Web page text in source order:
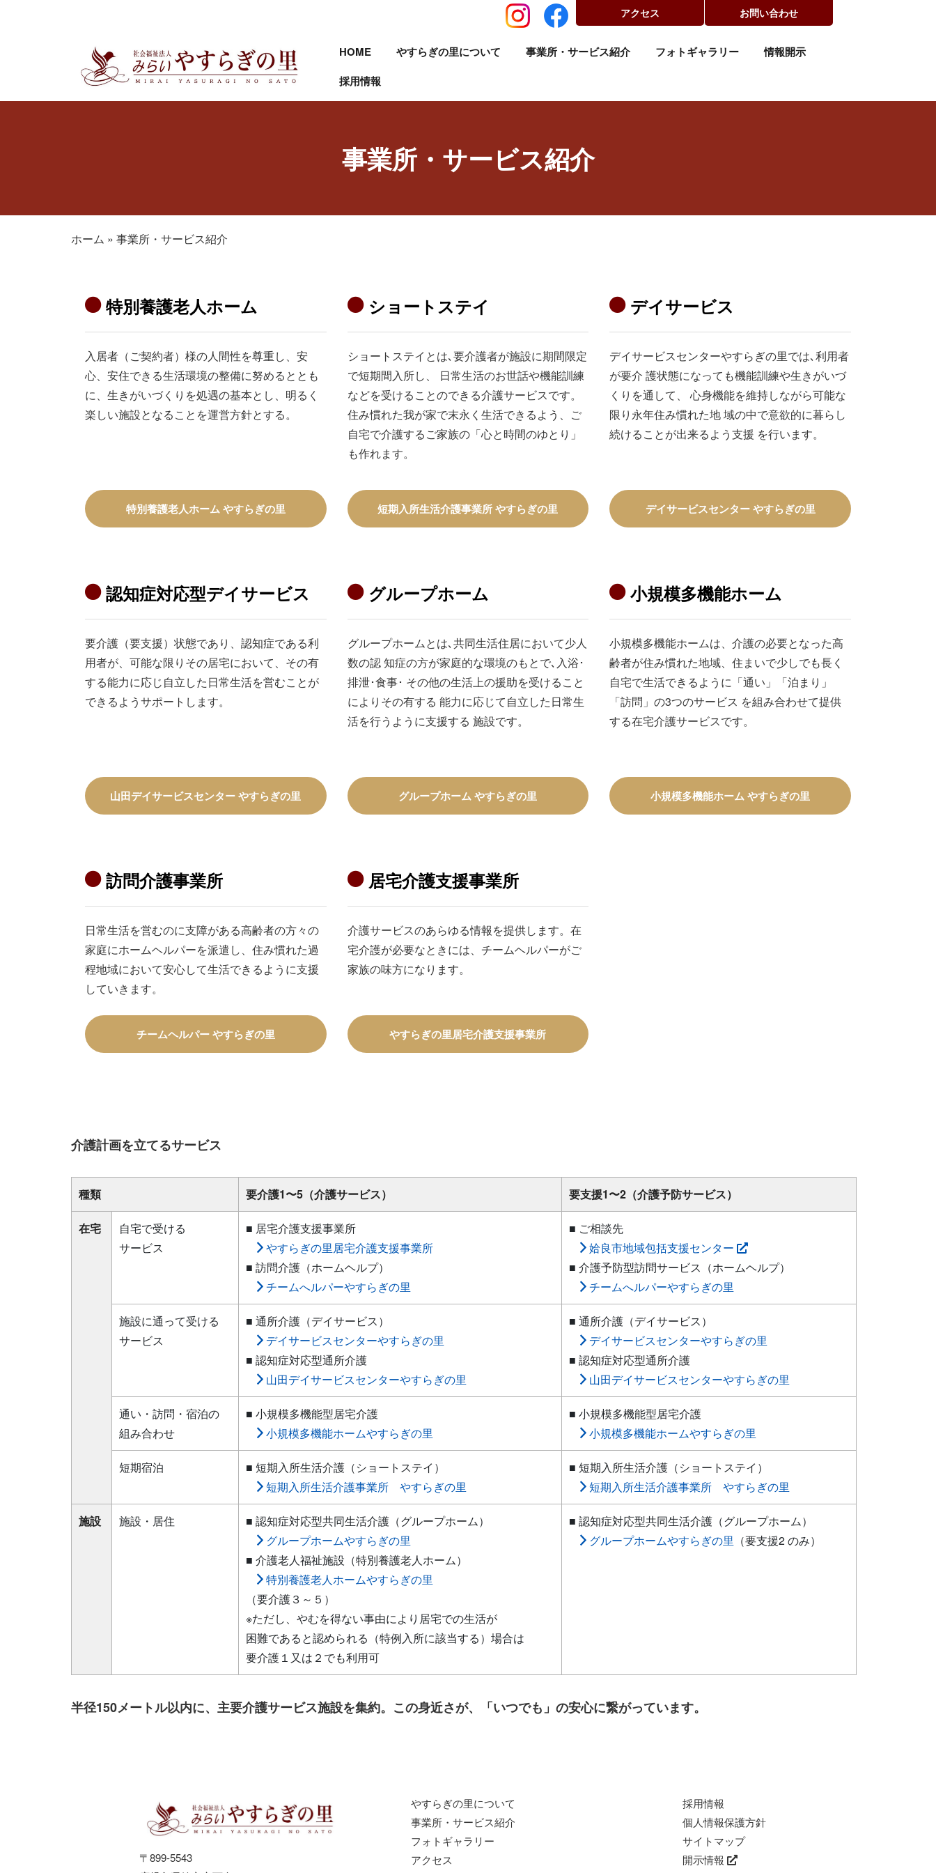
アクセス お問い合わせ
HOME やすらぎの里について 事業所・サービス紹介 フォトギャラリー
情報開示
採用情報
事業所・サービス紹介
ホーム » 事業所・サービス紹介
特別養護老人ホーム
入居者（ご契約者）様の人間性を尊重し、安
心、安住できる生活環境の整備に努めるととも
に、生きがいづくりを処遇の基本とし、明るく
楽しい施設となることを運営方針とする。
特別養護老人ホーム やすらぎの里
ショートステイ
ショートステイとは､要介護者が施設に期間限定
で短期間入所し、 日常生活のお世話や機能訓練
などを受けることのできる介護サービスです。
住み慣れた我が家で末永く生活できるよう、ご
自宅で介護するご家族の「心と時間のゆとり」
も作れます。
短期入所生活介護事業所 やすらぎの里
デイサービス
デイサービスセンターやすらぎの里では､利用者
が要介 護状態になっても機能訓練や生きがいづ
くりを通して、 心身機能を維持しながら可能な
限り永年住み慣れた地 域の中で意欲的に暮らし
続けることが出来るよう支援 を行います。
デイサービスセンター やすらぎの里
認知症対応型デイサービス
要介護（要支援）状態であり、認知症である利
用者が、可能な限りその居宅において、その有
する能力に応じ自立した日常生活を営むことが
できるようサポートします。
山田デイサービスセンター やすらぎの里
グループホーム
グループホームとは､共同生活住居において少人
数の認 知症の方が家庭的な環境のもとで､入浴･
排泄･食事･ その他の生活上の援助を受けること
によりその有する 能力に応じて自立した日常生
活を行うように支援する 施設です。
グループホーム やすらぎの里
小規模多機能ホーム
小規模多機能ホームは、介護の必要となった高
齢者が住み慣れた地域、住まいで少しでも長く
自宅で生活できるように「通い」「泊まり」
「訪問」の3つのサービス を組み合わせて提供
する在宅介護サービスです。
小規模多機能ホーム やすらぎの里
訪問介護事業所
日常生活を営むのに支障がある高齢者の方々の
家庭にホームヘルパーを派遣し、住み慣れた過
程地域において安心して生活できるように支援
していきます。
チームヘルパー やすらぎの里
居宅介護支援事業所
介護サービスのあらゆる情報を提供します。在
宅介護が必要なときには、チームヘルパーがご
家族の味方になります。
やすらぎの里居宅介護支援事業所
介護計画を立てるサービス
種類 要介護1〜5（介護サービス） 要支援1〜2（介護予防サービス）
在宅
自宅で受ける
サービス
■ 居宅介護支援事業所
やすらぎの里居宅介護支援事業所
■ 訪問介護（ホームヘルプ）
チームへルパーやすらぎの里
■ ご相談先
姶良市地域包括支援センター
■ 介護予防型訪問サービス（ホームヘルプ）
チームへルパーやすらぎの里
施設に通って受ける
サービス
■ 通所介護（デイサービス）
デイサービスセンターやすらぎの里
■ 認知症対応型通所介護
山田デイサービスセンターやすらぎの里
■ 通所介護（デイサービス）
デイサービスセンターやすらぎの里
■ 認知症対応型通所介護
山田デイサービスセンターやすらぎの里
通い・訪問・宿泊の
組み合わせ
■ 小規模多機能型居宅介護
小規模多機能ホームやすらぎの里
■ 小規模多機能型居宅介護
小規模多機能ホームやすらぎの里
短期宿泊
■ 短期入所生活介護（ショートステイ）
短期入所生活介護事業所 やすらぎの里
■ 短期入所生活介護（ショートステイ）
短期入所生活介護事業所 やすらぎの里
施設 施設・居住
■ 認知症対応型共同生活介護（グループホーム）
グループホームやすらぎの里
■ 介護老人福祉施設（特別養護老人ホーム）
特別養護老人ホームやすらぎの里
（要介護３～５）
※ただし、やむを得ない事由により居宅での生活が
困難であると認められる（特例入所に該当する）場合は
要介護１又は２でも利用可
■ 認知症対応型共同生活介護（グループホーム）
グループホームやすらぎの里 （要支援2 のみ）
半径150メートル以内に、主要介護サービス施設を集約。この身近さが、「いつでも」の安心に繋がっています。
〒899-5543
やすらぎの里について
事業所・サービス紹介
フォトギャラリー
アクセス
採用情報
個人情報保護方針
サイトマップ
開示情報